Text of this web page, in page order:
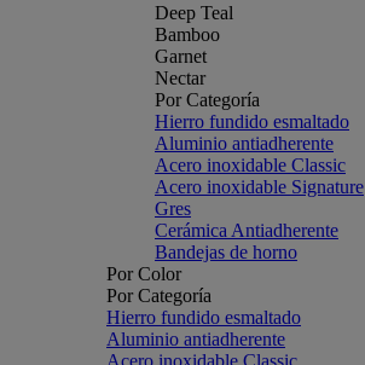
Deep Teal
Bamboo
Garnet
Nectar
Por Categoría
Hierro fundido esmaltado
Aluminio antiadherente
Acero inoxidable Classic
Acero inoxidable Signature
Gres
Cerámica Antiadherente
Bandejas de horno
Por Color
Por Categoría
Hierro fundido esmaltado
Aluminio antiadherente
Acero inoxidable Classic